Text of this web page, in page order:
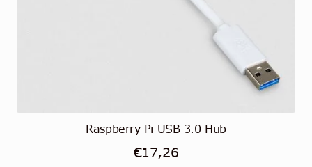
Raspberry Pi USB 3.0 Hub
€17,26